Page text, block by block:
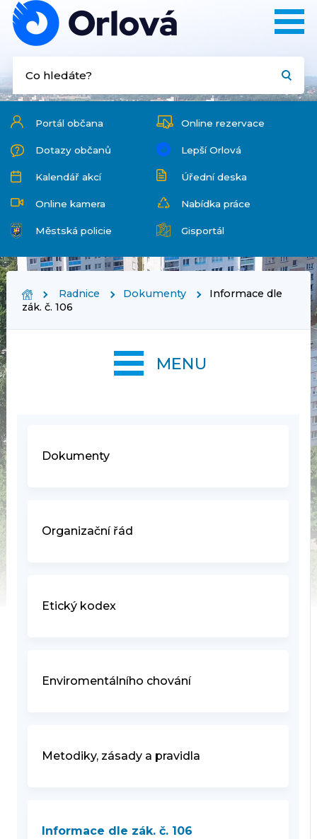
Portál občana Online rezervace
Dotazy občanů Lepší Orlová
Kalendář akcí Úřední deska
Online kamera Nabídka práce
Městská policie Gisportál
Radnice Dokumenty
Informace dle
zák. č. 106
Dokumenty
Organizační řád
Etický kodex
Enviromentálního chování
Metodiky, zásady a pravidla
Informace dle zák. č. 106
MENU